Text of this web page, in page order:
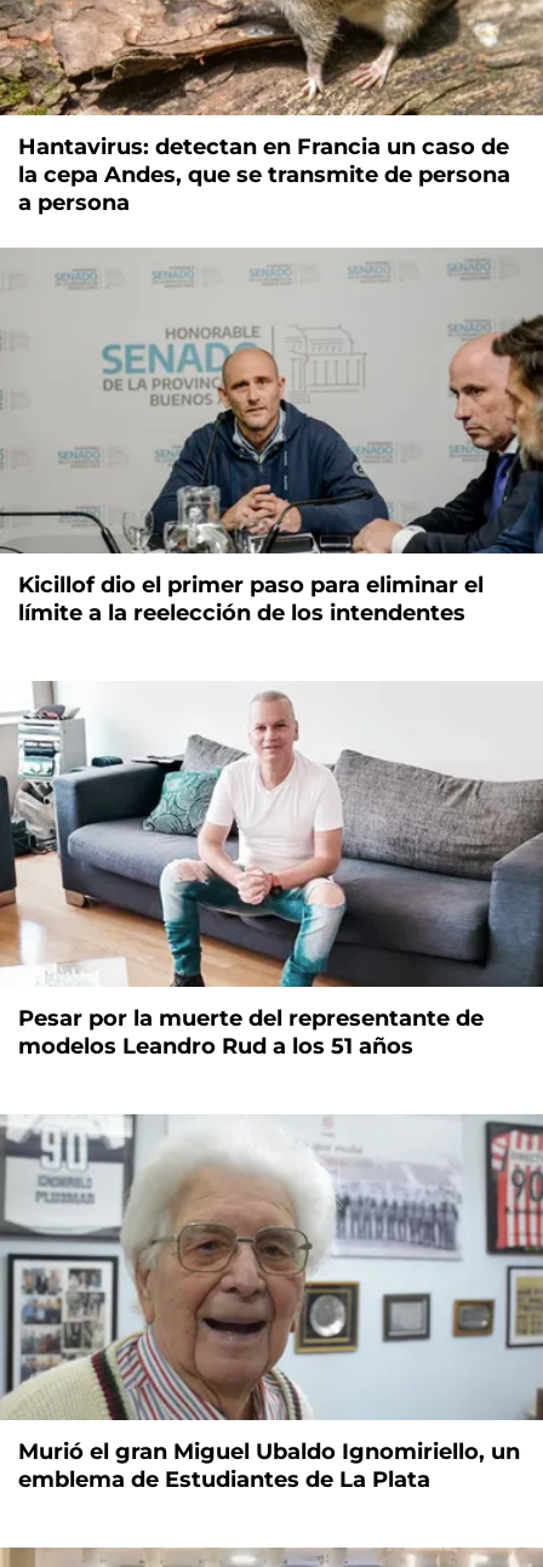
Hantavirus: detectan en Francia un caso de
la cepa Andes, que se transmite de persona
a persona
Kicillof dio el primer paso para eliminar el
límite a la reelección de los intendentes
Pesar por la muerte del representante de
modelos Leandro Rud a los 51 años
Murió el gran Miguel Ubaldo Ignomiriello, un
emblema de Estudiantes de La Plata